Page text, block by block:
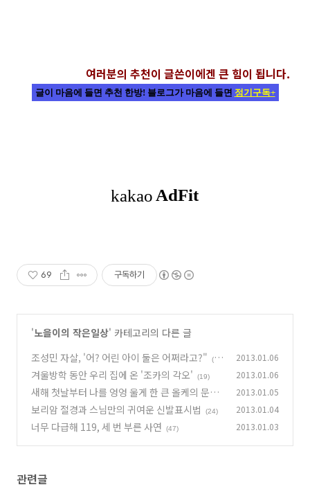
여러분의 추천이 글쓴이에겐 큰 힘이 됩니다.
글이 마음에 들면 추천 한방! 블로그가 마음에 들면 정기구독+
69 구독하기
'노을이의 작은일상' 카테고리의 다른 글
조성민 자살, '어? 어린 아이 둘은 어쩌라고?"
(1
9)
2013.01.06
겨울방학 동안 우리 집에 온 '조카의 각오' (19) 2013.01.06
새해 첫날부터 나를 엉엉 울게 한 큰 올케의 문자
(37)
2013.01.05
보리암 절경과 스님만의 귀여운 신발표시법 (24) 2013.01.04
너무 다급해 119, 세 번 부른 사연 (47) 2013.01.03
관련글